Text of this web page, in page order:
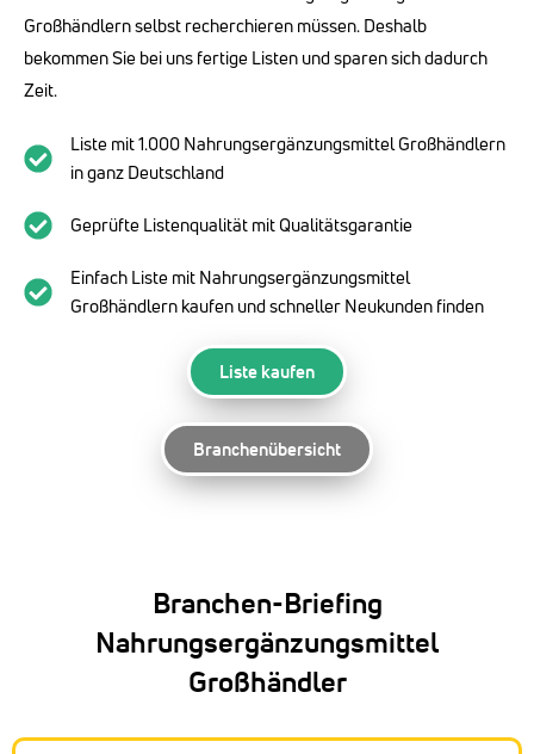
Großhändlern selbst recherchieren müssen. Deshalb
bekommen Sie bei uns fertige Listen und sparen sich dadurch
Zeit.
Liste mit 1.000 Nahrungsergänzungsmittel Großhändlern
in ganz Deutschland
Geprüfte Listenqualität mit Qualitätsgarantie
Einfach Liste mit Nahrungsergänzungsmittel
Großhändlern kaufen und schneller Neukunden finden
Liste kaufen
Branchenübersicht
Branchen-Briefing
Nahrungsergänzungsmittel
Großhändler